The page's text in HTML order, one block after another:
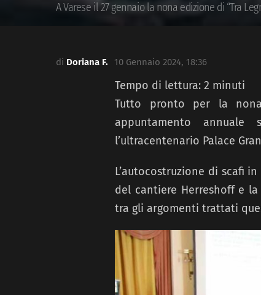
A Varese il 27 gennaio la nona edizione di “Tra
di Doriana F. 10 Gennaio 2024, 18:36
Tempo di lettura: 2 minuti
Tutto pronto per la
appuntamento annuale
l’ultracentenario Palace
L’autocostruzione di scafi
del cantiere Herreshoff e
tra gli argomenti trattati